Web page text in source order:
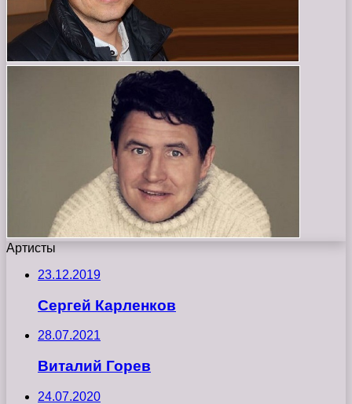
Артисты
23.12.2019
Сергей Карленков
28.07.2021
Виталий Горев
24.07.2020